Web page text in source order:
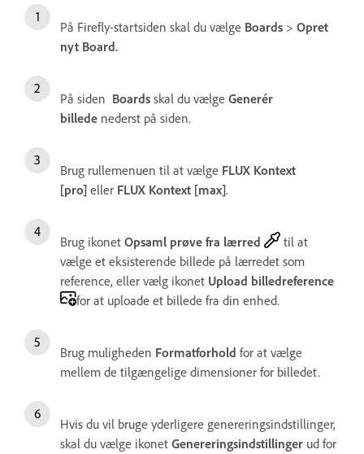
På Firefly-startsiden skal du vælge Boards > Opret
nyt Board.
På siden Boards skal du vælge Generér
billede nederst på siden.
Brug rullemenuen til at vælge FLUX Kontext
[pro] eller FLUX Kontext [max].
Brug ikonet Opsaml prøve fra lærred
til at
vælge et eksisterende billede på lærredet som
reference, eller vælg ikonet Upload billedreference
for at uploade et billede fra din enhed.
Brug muligheden Formatforhold for at vælge
mellem de tilgængelige dimensioner for billedet.
Hvis du vil bruge yderligere genereringsindstillinger,
skal du vælge ikonet Genereringsindstillinger ud for